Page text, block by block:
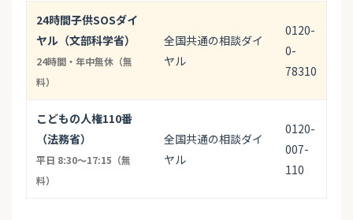
24時間子供SOSダイ
ヤル（文部科学省）
24時間・年中無休（無
料）
全国共通の相談ダイ
ヤル
0120-
0-
78310
こどもの人権110番
（法務省）
平日 8:30〜17:15（無
料）
全国共通の相談ダイ
ヤル
0120-
007-
110